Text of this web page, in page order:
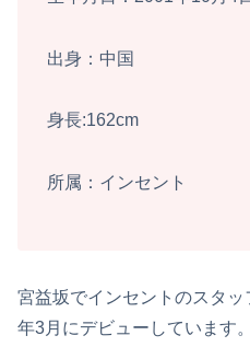
出身：中国
身長:162cm
所属：インセント
宮益坂でインセントのスタ
年3月にデビューしています。